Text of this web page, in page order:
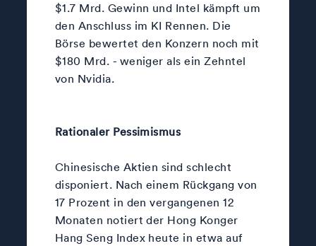
$1.7 Mrd. Gewinn und Intel kämpft um
den Anschluss im KI Rennen. Die
Börse bewertet den Konzern noch mit
$180 Mrd. - weniger als ein Zehntel
von Nvidia.
Rationaler Pessimismus
Chinesische Aktien sind schlecht
disponiert. Nach einem Rückgang von
17 Prozent in den vergangenen 12
Monaten notiert der Hong Konger
Hang Seng Index heute in etwa auf